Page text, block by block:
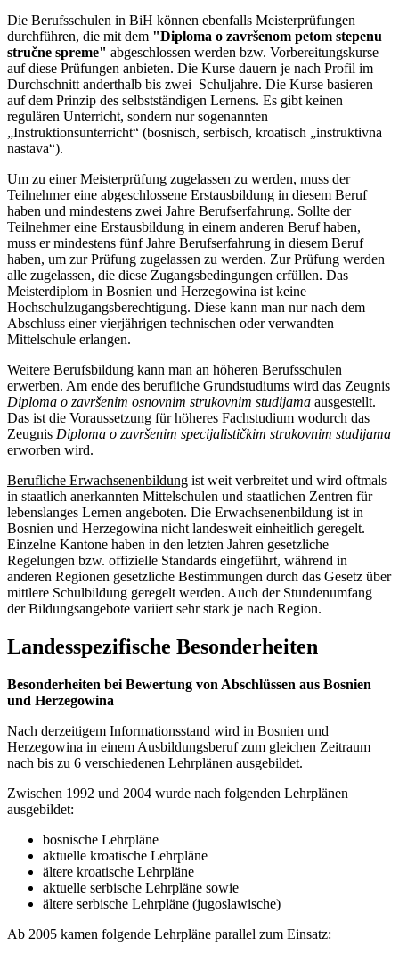
Die Berufsschulen in BiH können ebenfalls Meisterprüfungen
durchführen, die mit dem "Diploma o završenom petom stepenu
stručne spreme" abgeschlossen werden bzw. Vorbereitungskurse
auf diese Prüfungen anbieten. Die Kurse dauern je nach Profil im
Durchschnitt anderthalb bis zwei Schuljahre. Die Kurse basieren
auf dem Prinzip des selbstständigen Lernens. Es gibt keinen
regulären Unterricht, sondern nur sogenannten
„Instruktionsunterricht“ (bosnisch, serbisch, kroatisch „instruktivna
nastava“).
Um zu einer Meisterprüfung zugelassen zu werden, muss der
Teilnehmer eine abgeschlossene Erstausbildung in diesem Beruf
haben und mindestens zwei Jahre Berufserfahrung. Sollte der
Teilnehmer eine Erstausbildung in einem anderen Beruf haben,
muss er mindestens fünf Jahre Berufserfahrung in diesem Beruf
haben, um zur Prüfung zugelassen zu werden. Zur Prüfung werden
alle zugelassen, die diese Zugangsbedingungen erfüllen. Das
Meisterdiplom in Bosnien und Herzegowina ist keine
Hochschulzugangsberechtigung. Diese kann man nur nach dem
Abschluss einer vierjährigen technischen oder verwandten
Mittelschule erlangen.
Weitere Berufsbildung kann man an höheren Berufsschulen
erwerben. Am ende des berufliche Grundstudiums wird das Zeugnis
Diploma o završenim osnovnim strukovnim studijama ausgestellt.
Das ist die Voraussetzung für höheres Fachstudium wodurch das
Zeugnis Diploma o završenim specijalističkim strukovnim studijama
erworben wird.
Berufliche Erwachsenenbildung ist weit verbreitet und wird oftmals
in staatlich anerkannten Mittelschulen und staatlichen Zentren für
lebenslanges Lernen angeboten. Die Erwachsenenbildung ist in
Bosnien und Herzegowina nicht landesweit einheitlich geregelt.
Einzelne Kantone haben in den letzten Jahren gesetzliche
Regelungen bzw. offizielle Standards eingeführt, während in
anderen Regionen gesetzliche Bestimmungen durch das Gesetz über
mittlere Schulbildung geregelt werden. Auch der Stundenumfang
der Bildungsangebote variiert sehr stark je nach Region.
Landesspezifische Besonderheiten
Besonderheiten bei Bewertung von Abschlüssen aus Bosnien
und Herzegowina
Nach derzeitigem Informationsstand wird in Bosnien und
Herzegowina in einem Ausbildungsberuf zum gleichen Zeitraum
nach bis zu 6 verschiedenen Lehrplänen ausgebildet.
Zwischen 1992 und 2004 wurde nach folgenden Lehrplänen
ausgebildet:
bosnische Lehrpläne
aktuelle kroatische Lehrpläne
ältere kroatische Lehrpläne
aktuelle serbische Lehrpläne sowie
ältere serbische Lehrpläne (jugoslawische)
Ab 2005 kamen folgende Lehrpläne parallel zum Einsatz: